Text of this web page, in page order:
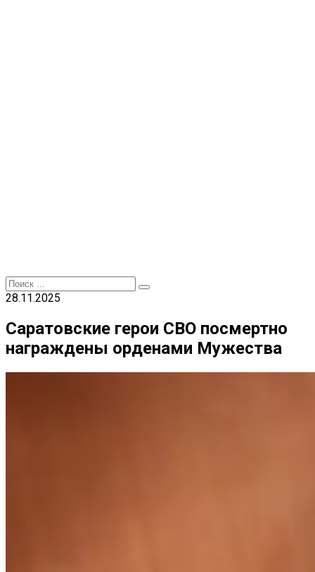
Search
for:
28.11.2025
Саратовские герои СВО посмертно
награждены орденами Мужества